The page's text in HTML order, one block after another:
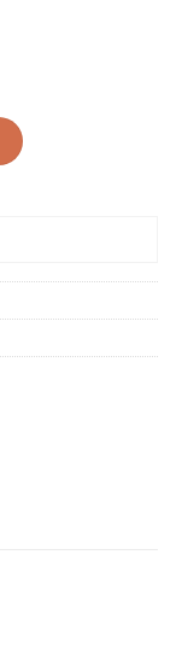
électriques